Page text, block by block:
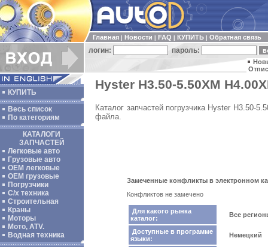
Главная Новости FAQ КУПИТЬ Обратная связь
логин: пароль:
КУПИТЬ
Весь список
По категориям
КАТАЛОГИ
ЗАПЧАСТЕЙ
Легковые авто
Грузовые авто
ОЕМ легковые
OEM грузовые
Погрузчики
С/х техника
Строительная
Краны
Моторы
Мото, ATV.
Водная техника
Hyster H3.50-5.50XM
Каталог запчастей погрузчика Hyster H3.50-
файла.
Замеченные конфликты в электронном
Конфликтов не замечено
Для какого рынка
каталог:
Все
Доступные в программе
языки:
Немецкий